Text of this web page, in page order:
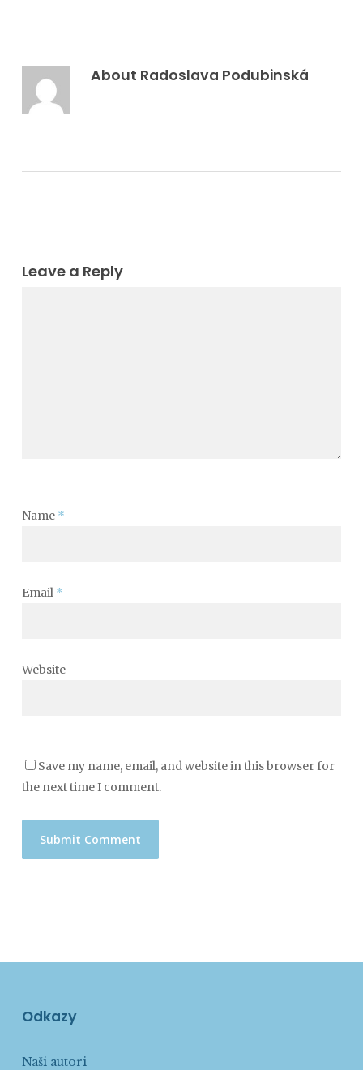
About Radoslava Podubinská
Leave a Reply
Name *
Email *
Website
Save my name, email, and website in this browser for
the next time I comment.
Odkazy
Naši autori